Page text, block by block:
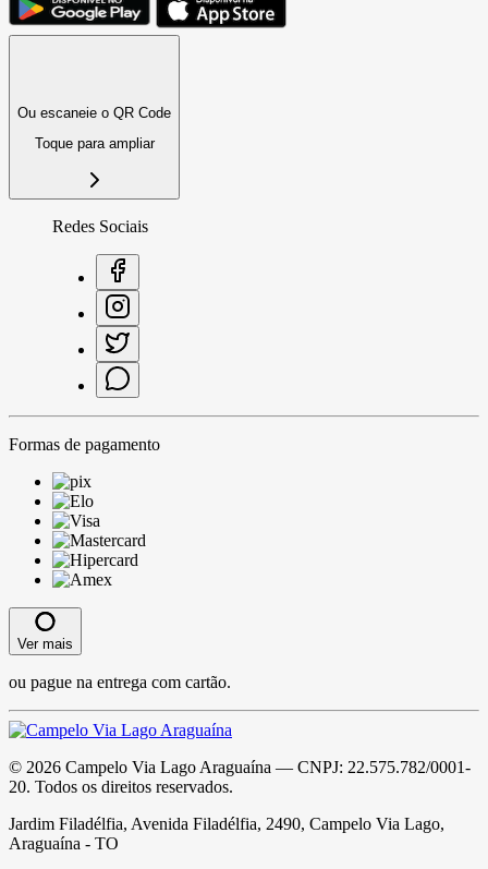
Ou escaneie o QR Code
Toque para ampliar
Redes Sociais
Formas de pagamento
Ver mais
ou pague na entrega com cartão.
© 2026 Campelo Via Lago Araguaína — CNPJ: 22.575.782/0001-
20. Todos os direitos reservados.
Jardim Filadélfia, Avenida Filadélfia, 2490, Campelo Via Lago,
Araguaína - TO